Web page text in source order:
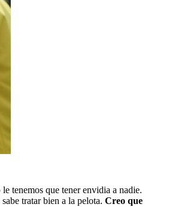
tenemos que tener envidia a nadie.
tratar bien a la pelota. Creo que